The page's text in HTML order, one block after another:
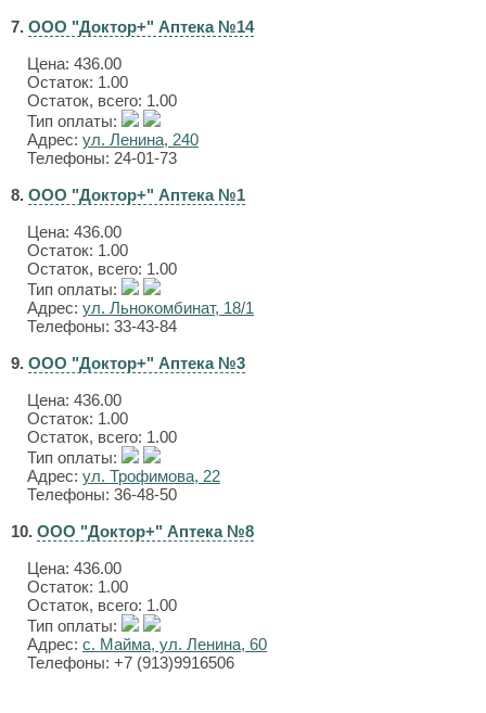
7. ООО "Доктор+" Аптека №14
Цена: 436.00
Остаток: 1.00
Остаток, всего: 1.00
Тип оплаты:
Адрес: ул. Ленина, 240
Телефоны: 24-01-73
8. ООО "Доктор+" Аптека №1
Цена: 436.00
Остаток: 1.00
Остаток, всего: 1.00
Тип оплаты:
Адрес: ул. Льнокомбинат, 18/1
Телефоны: 33-43-84
9. ООО "Доктор+" Аптека №3
Цена: 436.00
Остаток: 1.00
Остаток, всего: 1.00
Тип оплаты:
Адрес: ул. Трофимова, 22
Телефоны: 36-48-50
10. ООО "Доктор+" Аптека №8
Цена: 436.00
Остаток: 1.00
Остаток, всего: 1.00
Тип оплаты:
Адрес: с. Майма, ул. Ленина, 60
Телефоны: +7 (913)9916506